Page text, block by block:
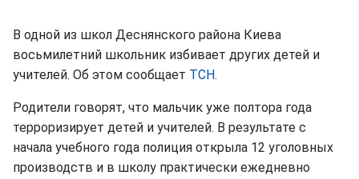
В одной из школ Деснянского района Киева
восьмилетний школьник избивает других детей и
учителей. Об этом сообщает ТСН.
Родители говорят, что мальчик уже полтора года
терроризирует детей и учителей. В результате с
начала учебного года полиция открыла 12 уголовных
производств и в школу практически ежедневно